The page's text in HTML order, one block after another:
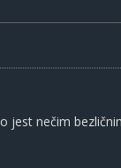
jest nečim